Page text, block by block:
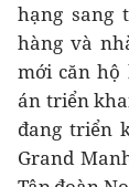
hạng sang
hàng và
mới căn hộ
án triển
đang triển
Grand